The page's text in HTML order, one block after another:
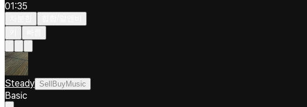
01:35
Steady SellBuyMusic
Basic